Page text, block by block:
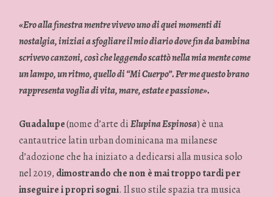
«Ero alla finestra mentre vivevo uno di quei momenti di
nostalgia, iniziai a sfogliare il mio diario dove fin da bambina
scrivevo canzoni, così che leggendo scattò nella mia mente come
un lampo, un ritmo, quello di “Mi Cuerpo”. Per me questo brano
rappresenta voglia di vita, mare, estate e passione».
Guadalupe(nome d’arte diElupina Espinosa) è una
cantautrice latin urban dominicana ma milanese
d’adozione che ha iniziato a dedicarsi alla musica solo
nel 2019, dimostrando che non è mai troppo tardi per
inseguire i propri sogni. Il suo stile spazia tra musica